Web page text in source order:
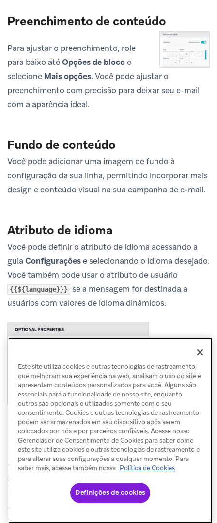
Preenchimento de conteúdo
Para ajustar o preenchimento, role
para baixo atéOpções de blocoe
selecione Mais opções. Você pode ajustar o
preenchimento com precisão para deixar seu e-mail
com a aparência ideal.
Fundo de conteúdo
Você pode adicionar uma imagem de fundo à
configuração da sua linha, permitindo incorporar mais
design e conteúdo visual na sua campanha de e-mail.
Atributo de idioma
Você pode definir o atributo de idioma acessando a
guia Configuraçõese selecionando o idioma desejado.
Você também pode usar o atributo de usuário
{{${language}}} se a mensagem for destinada a
usuários com valores de idioma dinâmicos.
Personalização
O Liquid básico é compatível com o
editor de e-mail de arrastar e soltar.
Para adicionar personalização ao seu
e-mail:
Este site utiliza cookies e outras tecnologias de rastreamento,
que melhoram sua experiência na web, analisam o uso do site e
apresentam conteúdos personalizados para você. Alguns são
essenciais para a funcionalidade de nosso site, enquanto
outros são opcionais e utilizados somente com o seu
consentimento. Cookies e outras tecnologias de rastreamento
podem ser armazenados em seu dispositivo após serem
colocados por nós e por parceiros confiáveis. Acesse nosso
Gerenciador de Consentimento de Cookies para saber como
este site utiliza cookies e outras tecnologias de rastreamento e
para alterar suas configurações a qualquer momento. Para
saber mais, acesse também nossa Política de Cookies
Definições de cookies